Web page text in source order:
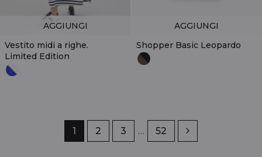
Vestito midi a righe.
Limited Edition
AGGIUNGI
Shopper Basic Leopardo
AGGIUNGI
Pagina
1 Pagina
2 Pagina
3 … Pagina
52